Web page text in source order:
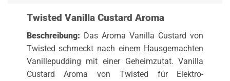
Twisted Vanilla Custard Aroma
Beschreibung: Das Aroma Vanilla Custard von
Twisted schmeckt nach einem Hausgemachten
Vanillepudding mit einer Geheimzutat. Vanilla
Custard Aroma von Twisted für Elektro-